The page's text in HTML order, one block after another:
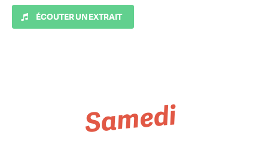
ÉCOUTER UN EXTRAIT
Samedi